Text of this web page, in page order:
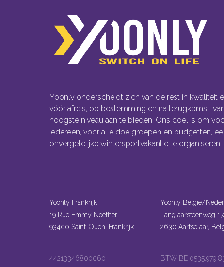
Yoonly onderscheidt zich van de rest in kwaliteit
vóór afreis, op bestemming en na terugkomst,
hoogste niveau aan te bieden. Ons doel is om
iedereen, voor alle doelgroepen en budgetten,
onvergetelijke wintersportvakantie te organiseren
Yoonly Frankrijk
19 Rue Emmy Noether
93400 Saint-Ouen, Frankrijk
44213346800060
Yoonly België/
Langlaarsteenweg
2630 Aartselaar,
BTW BE